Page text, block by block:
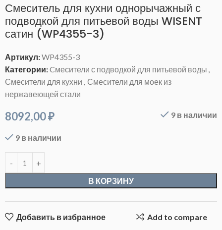
Смеситель для кухни однорычажный с
подводкой для питьевой воды WISENT
сатин (WP4355-3)
Артикул:WP4355-3
Категории:Cмесители с подводкой для питьевой воды ,
Смесители для кухни , Смесители для моек из
нержавеющей стали
8092,00₽ 9 в наличии
9 в наличии
В КОРЗИНУ
Добавить в избранное Add to compare